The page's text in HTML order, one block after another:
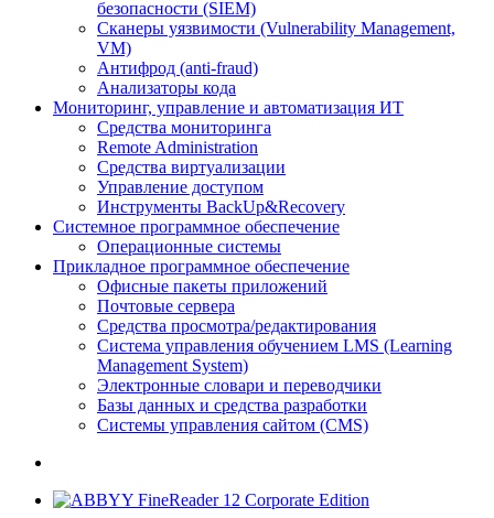
безопасности (SIEM)
Сканеры уязвимости (Vulnerability Management,
VM)
Антифрод (anti-fraud)
Анализаторы кода
Мониторинг, управление и автоматизация ИТ
Средства мониторинга
Remote Administration
Средства виртуализации
Управление доступом
Инструменты BackUp&Recovery
Системное программное обеспечение
Операционные системы
Прикладное программное обеспечение
Офисные пакеты приложений
Почтовые сервера
Средства просмотра/редактирования
Система управления обучением LMS (Learning
Management System)
Электронные словари и переводчики
Базы данных и средства разработки
Системы управления сайтом (CMS)